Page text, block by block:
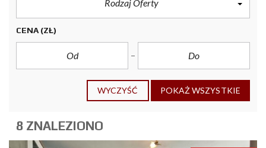
Rodzaj Oferty
CENA (ZŁ)
WYCZYŚĆ POKAŻ WSZYSTKIE
8 ZNALEZIONO